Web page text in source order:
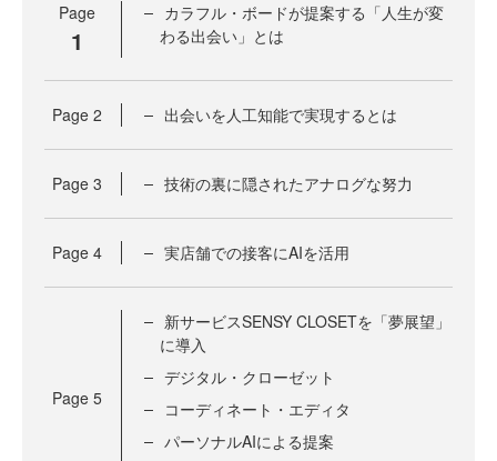
Page
1
カラフル・ボードが提案する「人生が変
わる出会い」とは
Page 2 出会いを人工知能で実現するとは
Page 3 技術の裏に隠されたアナログな努力
Page 4 実店舗での接客にAIを活用
Page 5
新サービスSENSY CLOSETを「夢展望」
に導入
デジタル・クローゼット
コーディネート・エディタ
パーソナルAIによる提案